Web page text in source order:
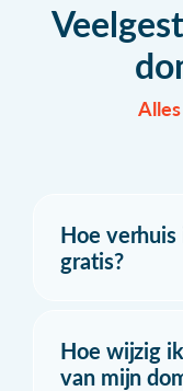
Hoe
gratis?
Hoe wijzig
van mijn